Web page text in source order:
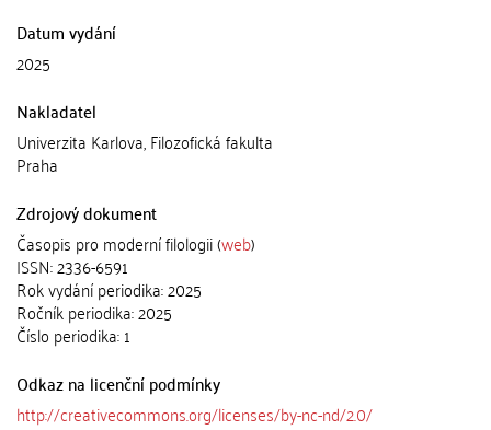
Datum vydání
2025
Nakladatel
Univerzita Karlova, Filozofická fakulta
Praha
Zdrojový dokument
Časopis pro moderní filologii (web)
ISSN: 2336-6591
Rok vydání periodika: 2025
Ročník periodika: 2025
Číslo periodika: 1
Odkaz na licenční podmínky
http://creativecommons.org/licenses/by-nc-nd/2.0/